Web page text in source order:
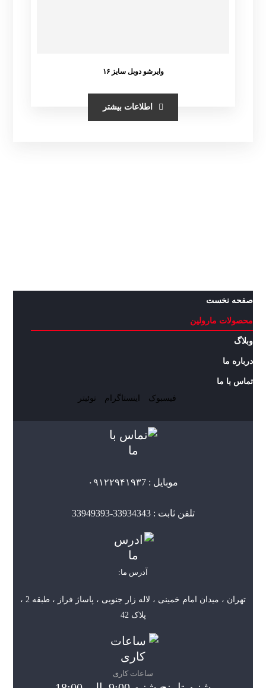
وایرشو دوبل سایز ۱۶
اطلاعات بیشتر
صفحه نخست
محصولات مارولین
وبلاگ
درباره ما
تماس با ما
فیسبوک
اینستاگرام توئیتر
موبایل : ۰۹۱۲۲۹۴۱۹۳7
تلفن ثابت : 33934343-33949393
آدرس ما:
تهران ، میدان امام خمینی ، لاله زار جنوبی ، پاساژ فراز ، طبقه 2 ،
پلاک 42
ساعات کاری